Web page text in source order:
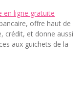
en ligne gratuite
offre haut de
crédit, et donne aussi
aux guichets de la